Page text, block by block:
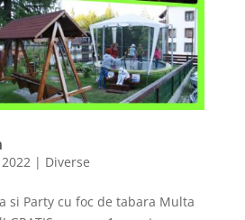
| Diverse
si Party cu foc de tabara Multa